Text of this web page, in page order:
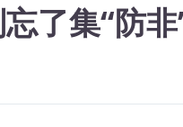
了集“防